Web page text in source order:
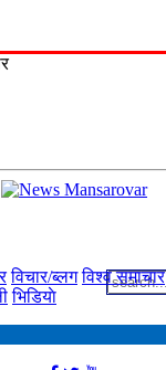
विचार/ब्लग विश्व समाचार
भिडियाे